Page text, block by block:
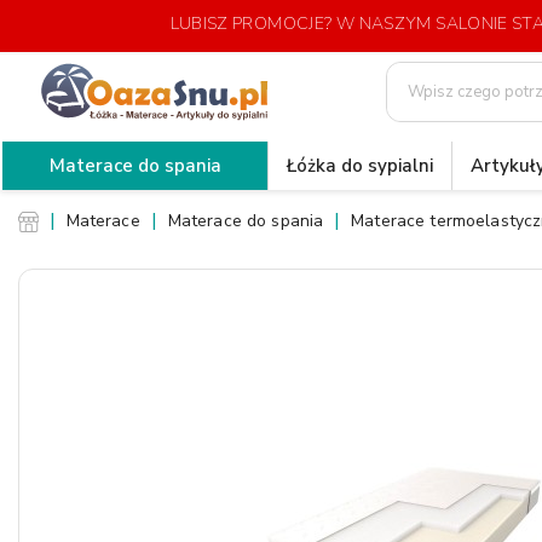
LUBISZ PROMOCJE? W NASZYM SALONIE
Materace do spania Łóżka do sypialni
Materace Materace do spania Materace